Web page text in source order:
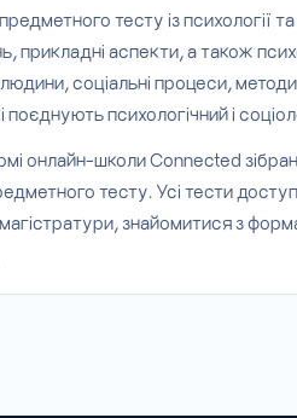
тесту із психології та
прикладні аспекти, а також
соціальні процеси,
поєднують психологічний і
онлайн-школи Connected
тесту. Усі тести
знайомитися з